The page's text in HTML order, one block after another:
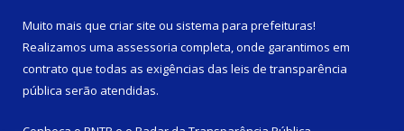
Muito mais que criar site ou sistema para prefeituras!
Realizamos uma assessoria completa, onde garantimos em
contrato que todas as exigências das leis de transparência
pública serão atendidas.